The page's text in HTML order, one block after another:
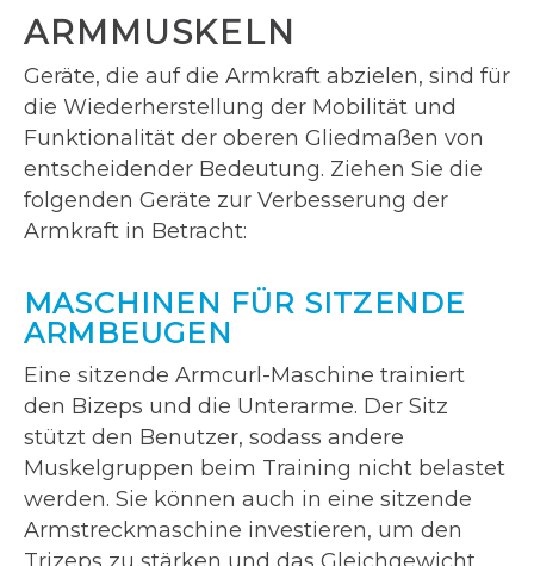
ARMMUSKELN
Geräte, die auf die Armkraft abzielen, sind für
die Wiederherstellung der Mobilität und
Funktionalität der oberen Gliedmaßen von
entscheidender Bedeutung. Ziehen Sie die
folgenden Geräte zur Verbesserung der
Armkraft in Betracht:
MASCHINEN FÜR SITZENDE
ARMBEUGEN
Eine sitzende Armcurl-Maschine trainiert
den Bizeps und die Unterarme. Der Sitz
stützt den Benutzer, sodass andere
Muskelgruppen beim Training nicht belastet
werden. Sie können auch in eine sitzende
Armstreckmaschine investieren, um den